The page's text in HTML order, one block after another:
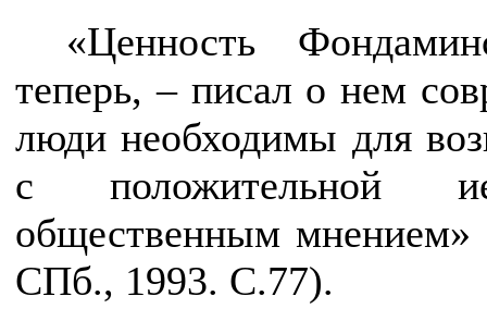
«Ценность
теперь, – писал о нем
люди необходимы для
с положительной
общественным мнением»
СПб., 1993. С.77).